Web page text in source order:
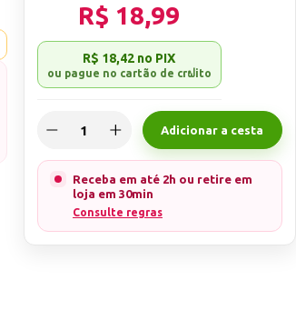
R$ 18,99
R$ 18,42 no PIX
Adicionar a cesta
Receba em até 2h ou retire em
loja em 30min
Consulte regras